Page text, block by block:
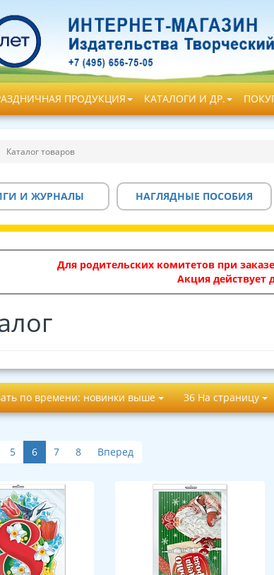
ПРОДУКЦИЯ КАТАЛОГИ И ДР.
Каталог товаров
И ЖУРНАЛЫ НАГЛЯДНЫЕ ПОСОБИЯ
Для родительских комитетов при
Акция действует
по времени: новинки выше 36 На страницу
5 6 7 8 Вперед